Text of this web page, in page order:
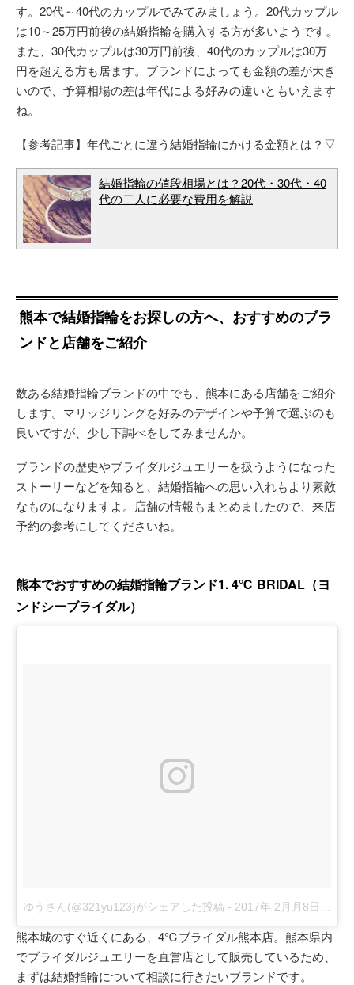
す。20代～40代のカップルでみてみましょう。20代カップル
は10～25万円前後の結婚指輪を購入する方が多いようです。
また、30代カップルは30万円前後、40代のカップルは30万
円を超える方も居ます。ブランドによっても金額の差が大き
いので、予算相場の差は年代による好みの違いともいえます
ね。
【参考記事】年代ごとに違う結婚指輪にかける金額とは？▽
結婚指輪の値段相場とは？20代・30代・40
代の二人に必要な費用を解説
熊本で結婚指輪をお探しの方へ、おすすめのブラ
ンドと店舗をご紹介
数ある結婚指輪ブランドの中でも、熊本にある店舗をご紹介
します。マリッジリングを好みのデザインや予算で選ぶのも
良いですが、少し下調べをしてみませんか。
ブランドの歴史やブライダルジュエリーを扱うようになった
ストーリーなどを知ると、結婚指輪への思い入れもより素敵
なものになりますよ。店舗の情報もまとめましたので、来店
予約の参考にしてくださいね。
熊本でおすすめの結婚指輪ブランド1. 4℃ BRIDAL（ヨ
ンドシーブライダル）
ゆうさん(@321yu123)がシェアした投稿 - 2017年 2月月8日午後5時22分PST
熊本城のすぐ近くにある、4℃ブライダル熊本店。熊本県内
でブライダルジュエリーを直営店として販売しているため、
まずは結婚指輪について相談に行きたいブランドです。